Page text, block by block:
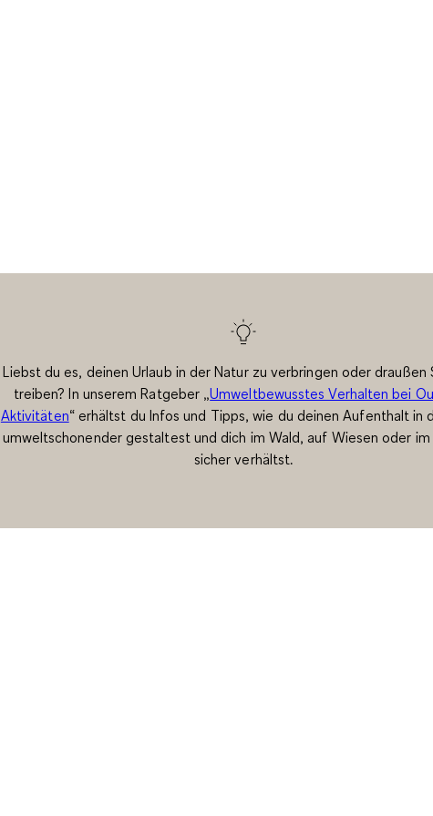
Liebst du es, deinen Urlaub in der Natur zu verbringen oder draußen
treiben? In unserem Ratgeber „Umweltbewusstes Verhalten bei
Aktivitäten“ erhältst du Infos und Tipps, wie du deinen Aufenthalt in
umweltschonender gestaltest und dich im Wald, auf Wiesen oder im
sicher verhältst.